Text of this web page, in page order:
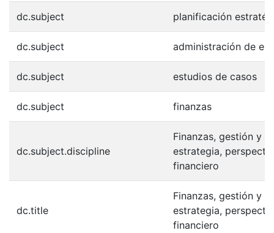
dc.subject planificación
dc.subject administración de
dc.subject estudios de casos
dc.subject finanzas
dc.subject.discipline
Finanzas, gestión y
estrategia,
financiero
dc.title
Finanzas, gestión y
estrategia,
financiero